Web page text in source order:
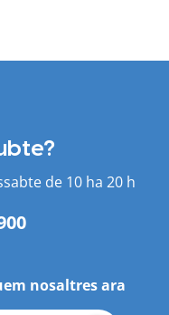
de 10 ha 20 h
nosaltres ara